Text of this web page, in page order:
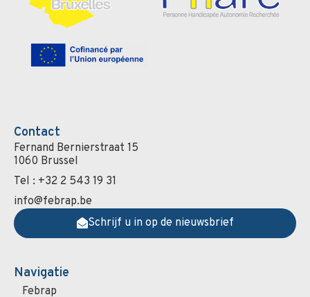
Navigatie
Febrap
Contact
Fernand Bernierstraat 15
1060 Brussel
Tel : +32 2 543 19 31
info@febrap.be
Schrijf u in op de nieuwsbrief